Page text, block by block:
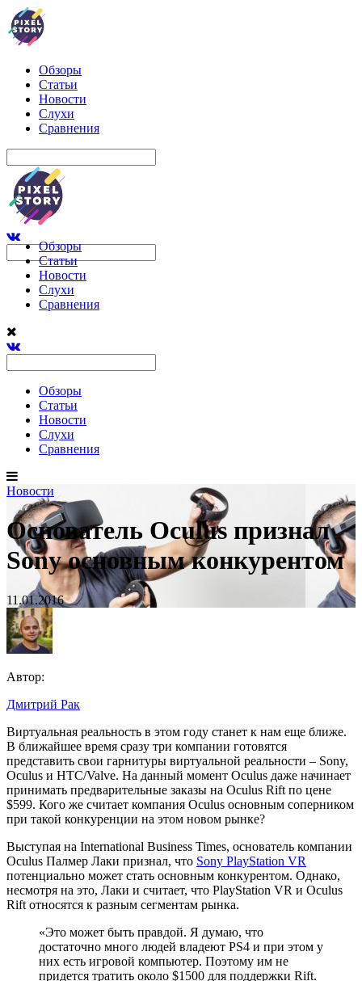
Обзоры
Статьи
Новости
Слухи
Сравнения
Обзоры
Статьи
Новости
Слухи
Сравнения
Обзоры
Статьи
Новости
Слухи
Сравнения
Новости
Основатель Oculus признал
Sony основным конкурентом
11.01.2016
Автор:
Дмитрий Рак
Основатель
Oculus
признал
Sony
основным
конкурентом
Виртуальная реальность в этом году станет к нам еще ближе.
В ближайшее время сразу три компании готовятся
представить свои гарнитуры виртуальной реальности – Sony,
Oculus и HTC/Valve. На данный момент Oculus даже начинает
принимать предварительные заказы на Oculus Rift по цене
$599. Кого же считает компания Oculus основным соперником
при такой конкуренции на этом новом рынке?
Выступая на International Business Times, основатель компании
Oculus Палмер Лаки признал, что Sony PlayStation VR
потенциально может стать основным конкурентом. Однако,
несмотря на это, Лаки и считает, что PlayStation VR и Oculus
Rift относятся к разным сегментам рынка.
«Это может быть правдой. Я думаю, что
достаточно много людей владеют PS4 и при этом у
них есть игровой компьютер. Поэтому им не
придется тратить около $1500 для поддержки Rift.